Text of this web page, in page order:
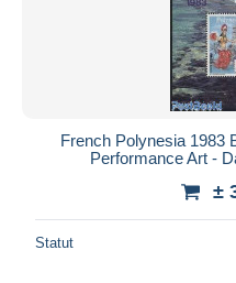
French Polynesia 1983
Performance Art -
±
Statut